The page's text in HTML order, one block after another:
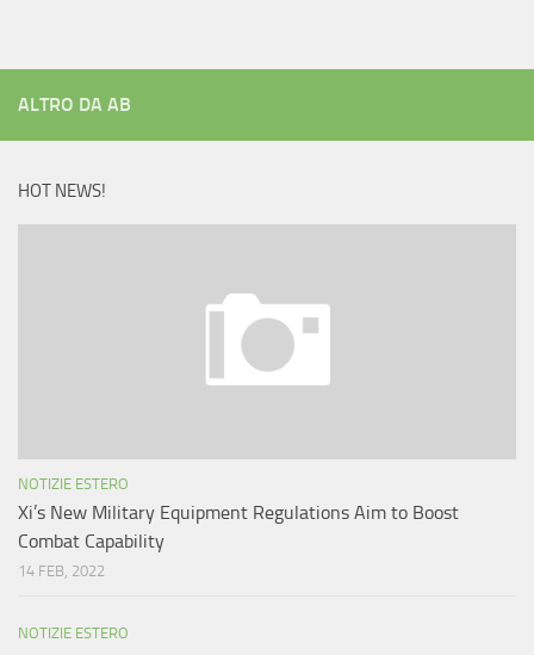
ALTRO DA AB
HOT NEWS!
NOTIZIE ESTERO
Xi’s New Military Equipment Regulations Aim to Boost
Combat Capability
14 FEB, 2022
NOTIZIE ESTERO